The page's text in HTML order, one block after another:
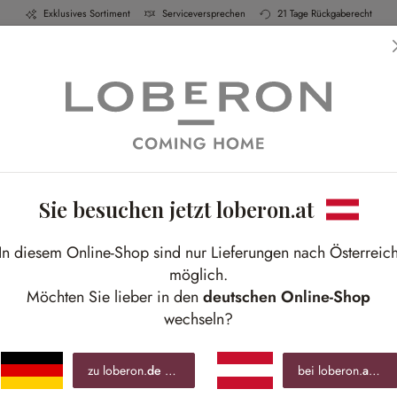
Exklusives Sortiment Serviceversprechen 21 Tage Rückgaberecht
Küche Schlafen Bad
Moderner Komfort
Mit weichen Textilien durch den kalten Winter
Sie besuchen jetzt loberon.at
In diesem Online-Shop sind nur Lieferungen nach Österreich
möglich.
Möchten Sie lieber in den deutschen Online-Shop
wechseln?
zu loberon.de bei loberon.at